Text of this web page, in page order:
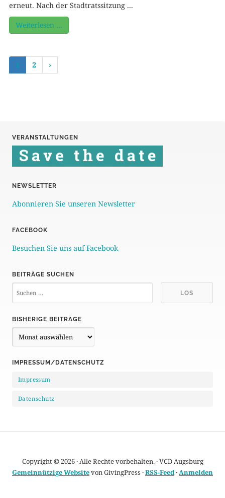
erneut. Nach der Stadtratssitzung ...
Weiterlesen …
1 2 ›
VERANSTALTUNGEN
NEWSLETTER
Abonnieren Sie unseren Newsletter
FACEBOOK
Besuchen Sie uns auf Facebook
BEITRÄGE SUCHEN
BISHERIGE BEITRÄGE
i
h
B
r
IMPRESSUM/DATENSCHUTZ
Impressum
Datenschutz
Copyright © 2026 · Alle Rechte vorbehalten. · VCD Augsburg
Gemeinnützige Websitevon GivingPress ·RSS-Feed·Anmelden